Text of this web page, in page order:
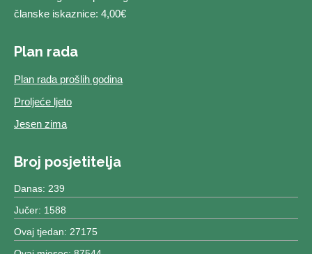
članske iskaznice: 4,00€
Plan rada
Plan rada prošlih godina
Proljeće ljeto
Jesen zima
Broj posjetitelja
Danas: 239
Jučer: 1588
Ovaj tjedan: 27175